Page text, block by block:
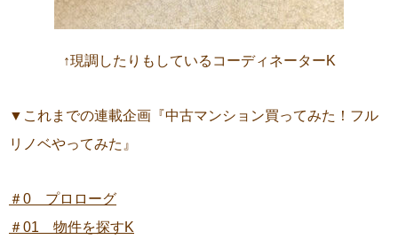
↑現調したりもしているコーディネーターK
▼これまでの連載企画『中古マンション買ってみた！フル
リノベやってみた』
＃0 プロローグ
＃01 物件を探すK